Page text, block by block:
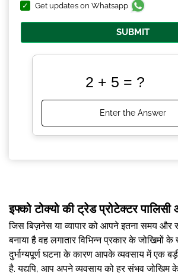
Get updates on Whatsapp
SUBMIT
इफ्को टोक्यो की ट्रेड प्रोटेक्टर
जिस बिज़नेस या व्यापार को आपने इतना समय
बनाया है वह लगातार विभिन्न प्रकार के जोखिमों
दुर्भाग्यपूर्ण घटना के कारण आपके व्यवसाय में एक बड़ी
है. यद्यपि, आप अपने व्यवसाय को हर संभव जोखिम